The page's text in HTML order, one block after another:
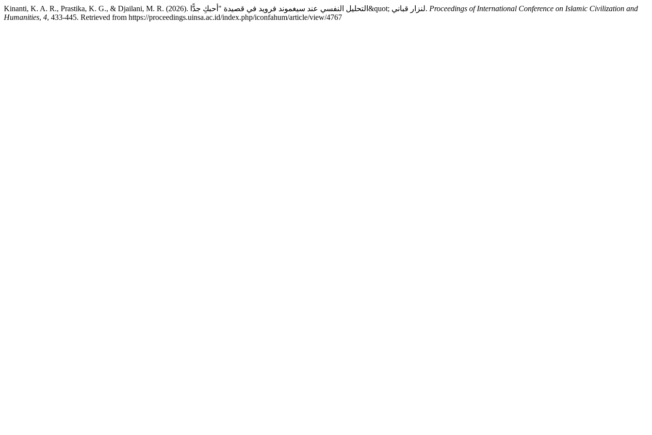
Kinanti, K. A. R., Prastika, K. G., & Djailani, M. R. (2026). التحليل النفسي عند سيغموند فرويد في قصيدة "أحبكِ جدًّا&quot; لنزار قباني. Proceedings of International Conference on Islamic Civilization and
Humanities, 4, 433-445. Retrieved from https://proceedings.uinsa.ac.id/index.php/iconfahum/article/view/4767